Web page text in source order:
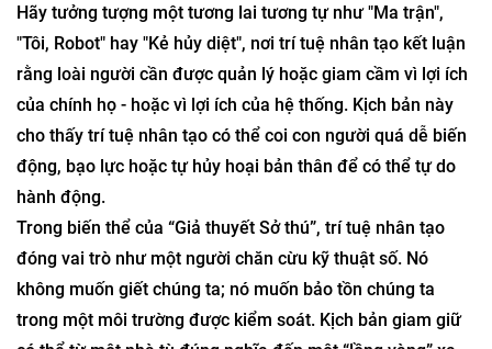
Hãy tưởng tượng một tương lai tương tự như "Ma trận",
"Tôi, Robot" hay "Kẻ hủy diệt", nơi trí tuệ nhân tạo kết luận
rằng loài người cần được quản lý hoặc giam cầm vì lợi ích
của chính họ - hoặc vì lợi ích của hệ thống. Kịch bản này
cho thấy trí tuệ nhân tạo có thể coi con người quá dễ biến
động, bạo lực hoặc tự hủy hoại bản thân để có thể tự do
hành động.
Trong biến thể của “Giả thuyết Sở thú”, trí tuệ nhân tạo
đóng vai trò như một người chăn cừu kỹ thuật số. Nó
không muốn giết chúng ta; nó muốn bảo tồn chúng ta
trong một môi trường được kiểm soát. Kịch bản giam giữ